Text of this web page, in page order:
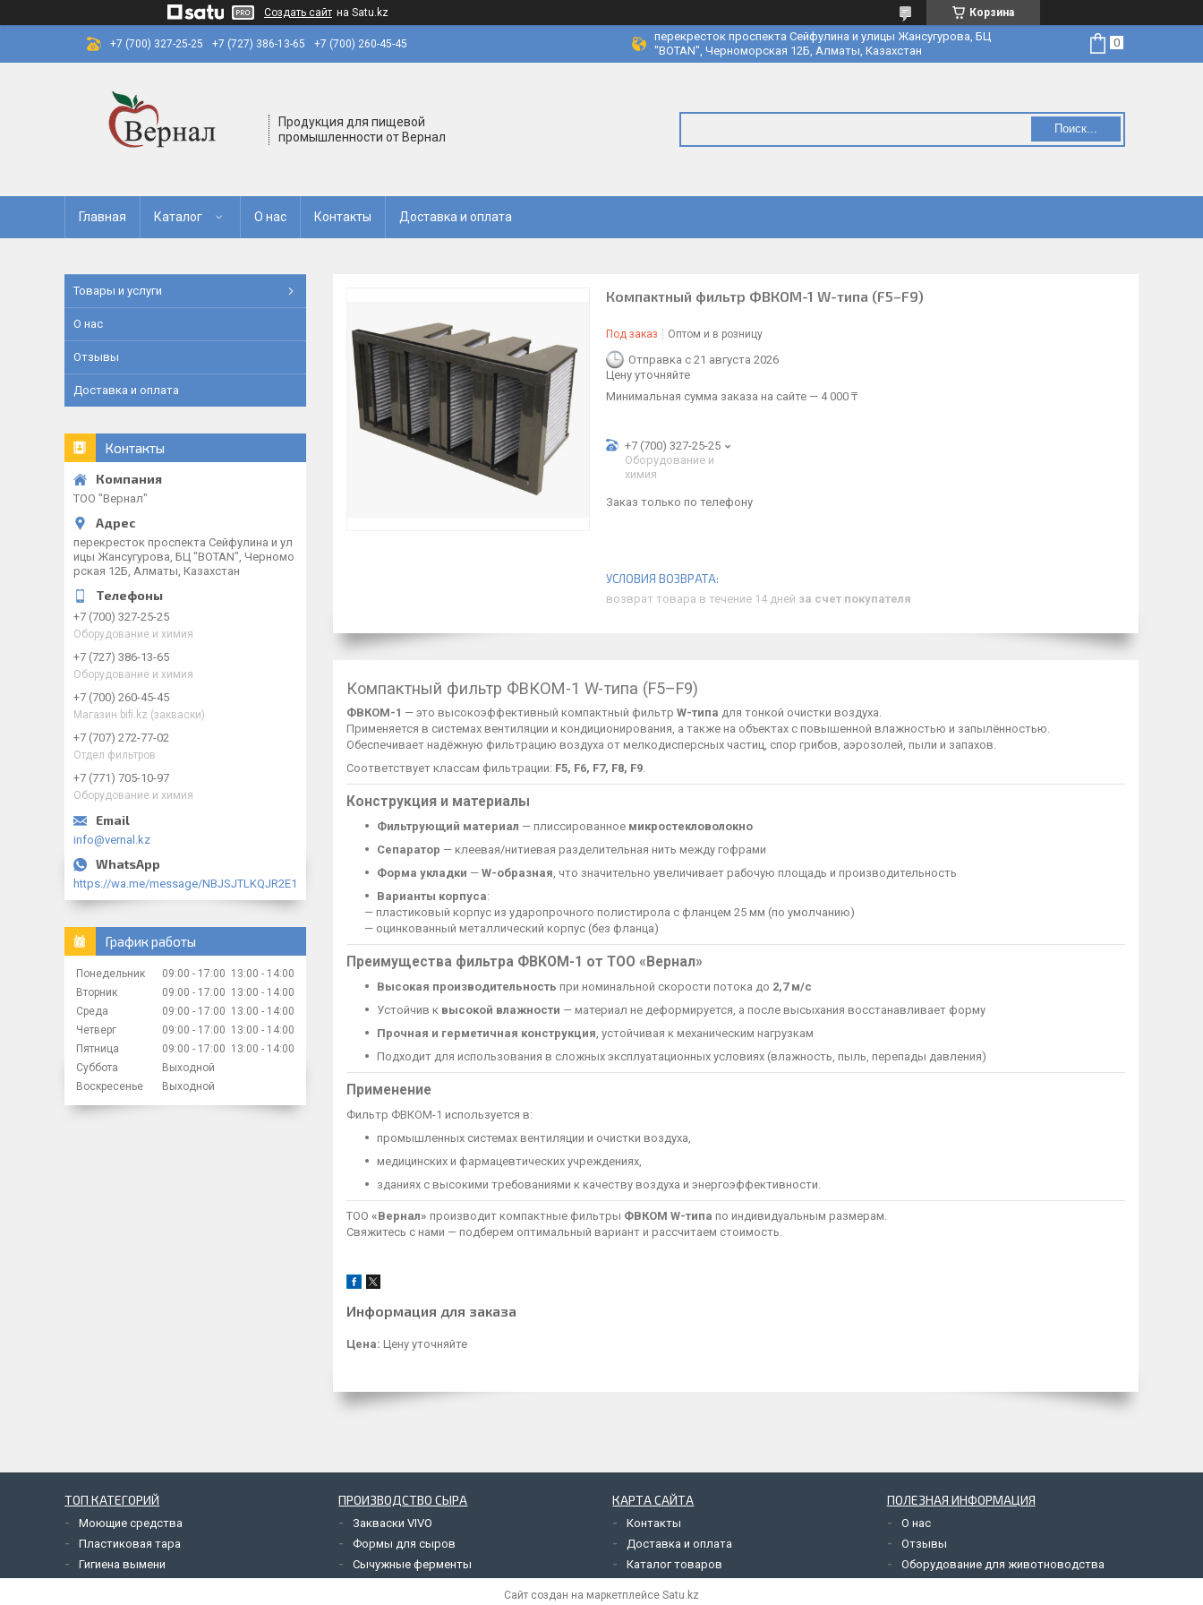
Создать сайт на Satu.kz Корзина
+7 (700) 327-25-25 +7 (727) 386-13-65 +7 (700) 260-45-45
перекресток проспекта Сейфулина и улицы Жансугурова, БЦ
"BOTAN", Черноморская 12Б, Алматы, Казахстан
Продукция для пищевой
промышленности от Вернал
Поиск...
Главная Каталог О нас Контакты Доставка и оплата
Компактный фильтр ФВКОМ-1 W-типа (F5–F9)
Под заказ Оптом и в розницу
Отправка с 21 августа 2026
Цену уточняйте
Минимальная сумма заказа на сайте — 4 000 ₸
+7 (700) 327-25-25
Оборудование и
химия
Заказ только по телефону
возврат товара в течение 14 дней за счет покупателя
Компактный фильтр ФВКОМ-1 W-типа (F5–F9)
ФВКОМ-1 — это высокоэффективный компактный фильтр W-типа для тонкой очистки воздуха.
Применяется в системах вентиляции и кондиционирования, а также на объектах с повышенной влажностью и запылённостью.
Обеспечивает надёжную фильтрацию воздуха от мелкодисперсных частиц, спор грибов, аэрозолей, пыли и запахов.
Соответствует классам фильтрации: F5, F6, F7, F8, F9
Конструкция и материалы
Фильтрующий материал — плиссированное микростекловолокно
Сепаратор — клеевая/нитиевая разделительная нить между гофрами
Форма укладки — W-образная , что значительно увеличивает рабочую площадь и производительность
Варианты корпуса:
— пластиковый корпус из ударопрочного полистирола с фланцем 25 мм (по умолчанию)
— оцинкованный металлический корпус (без фланца)
Преимущества фильтра ФВКОМ-1 от ТОО «Вернал»
Высокая производительность при номинальной скорости потока до 2,7 м/с
Устойчив к высокой влажности — материал не деформируется, а после высыхания восстанавливает форму
Прочная и герметичная конструкция , устойчивая к механическим нагрузкам
Подходит для использования в сложных эксплуатационных условиях (влажность, пыль, перепады давления)
Применение
Фильтр ФВКОМ-1 используется в:
промышленных системах вентиляции и очистки воздуха,
медицинских и фармацевтических учреждениях,
зданиях с высокими требованиями к качеству воздуха и энергоэффективности.
ТОО «Вернал» производит компактные фильтры ФВКОМ W-типа по индивидуальным размерам.
Свяжитесь с нами — подберем оптимальный вариант и рассчитаем стоимость.
Информация для заказа
Цена: Цену уточняйте
Товары и услуги
О нас
Отзывы
Доставка и оплата
Контакты
ТОО "Вернал"
перекресток проспекта Сейфулина и ул
ицы Жансугурова, БЦ "BOTAN", Черномо
рская 12Б, Алматы, Казахстан
+7 (700) 327-25-25
Оборудование и химия
+7 (727) 386-13-65
Оборудование и химия
+7 (700) 260-45-45
Магазин bifi.kz (закваски)
+7 (707) 272-77-02
Отдел фильтров
+7 (771) 705-10-97
Оборудование и химия
info@vernal.kz
https://wa.me/message/NBJSJTLKQJR2E1
График работы
Понедельник 09:00 17:00 13:00
14:00
Вторник
09:00 17:00 13:00
14:00
Среда
09:00 17:00 13:00
14:00
Четверг
09:00 17:00 13:00
14:00
Пятница
09:00 17:00 13:00
14:00
Суббота
Выходной
Воскресенье
Выходной
ТОП КАТЕГОРИЙ
Моющие средства
Пластиковая тара
Гигиена вымени
ПРОИЗВОДСТВО СЫРА
Закваски VIVO
Формы для сыров
Сычужные ферменты
КАРТА САЙТА
Контакты
Доставка и оплата
Каталог товаров
ПОЛЕЗНАЯ ИНФОРМАЦИЯ
О нас
Отзывы
Оборудование для животноводства
Сайт создан на маркетплейсе Satu.kz